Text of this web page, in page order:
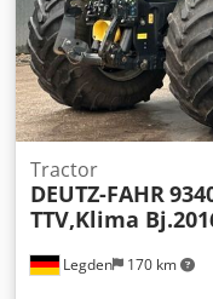
Banden: VF 600/60 R
spatborden
joystick
Airconditioning
verlichting
28.600,00 incl. btw
Legden 170 km
Tractor
DEUTZ-FAHR
TTV,Klima